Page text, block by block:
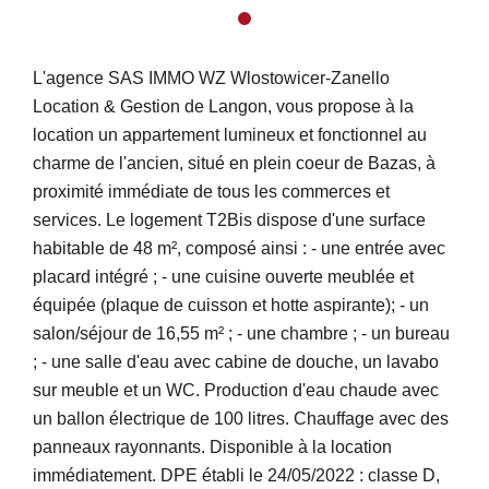
L'agence SAS IMMO WZ Wlostowicer-Zanello
Location & Gestion de Langon, vous propose à la
location un appartement lumineux et fonctionnel au
charme de l'ancien, situé en plein coeur de Bazas, à
proximité immédiate de tous les commerces et
services. Le logement T2Bis dispose d'une surface
habitable de 48 m², composé ainsi : - une entrée avec
placard intégré ; - une cuisine ouverte meublée et
équipée (plaque de cuisson et hotte aspirante); - un
salon/séjour de 16,55 m² ; - une chambre ; - un bureau
; - une salle d'eau avec cabine de douche, un lavabo
sur meuble et un WC. Production d'eau chaude avec
un ballon électrique de 100 litres. Chauffage avec des
panneaux rayonnants. Disponible à la location
immédiatement. DPE établi le 24/05/2022 : classe D,